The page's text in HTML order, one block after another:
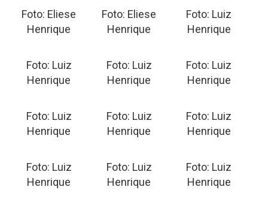
Foto: Eliese
Henrique
Foto: Eliese
Henrique
Foto: Luiz
Henrique
Foto: Luiz
Henrique
Foto: Luiz
Henrique
Foto: Luiz
Henrique
Foto: Luiz
Henrique
Foto: Luiz
Henrique
Foto: Luiz
Henrique
Foto: Luiz
Henrique
Foto: Luiz
Henrique
Foto: Luiz
Henrique